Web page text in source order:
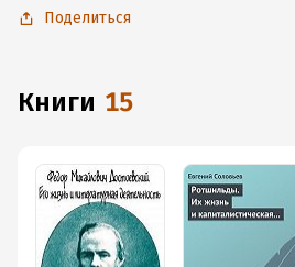
приложение для iOS или Android,
Поделиться
книги 15